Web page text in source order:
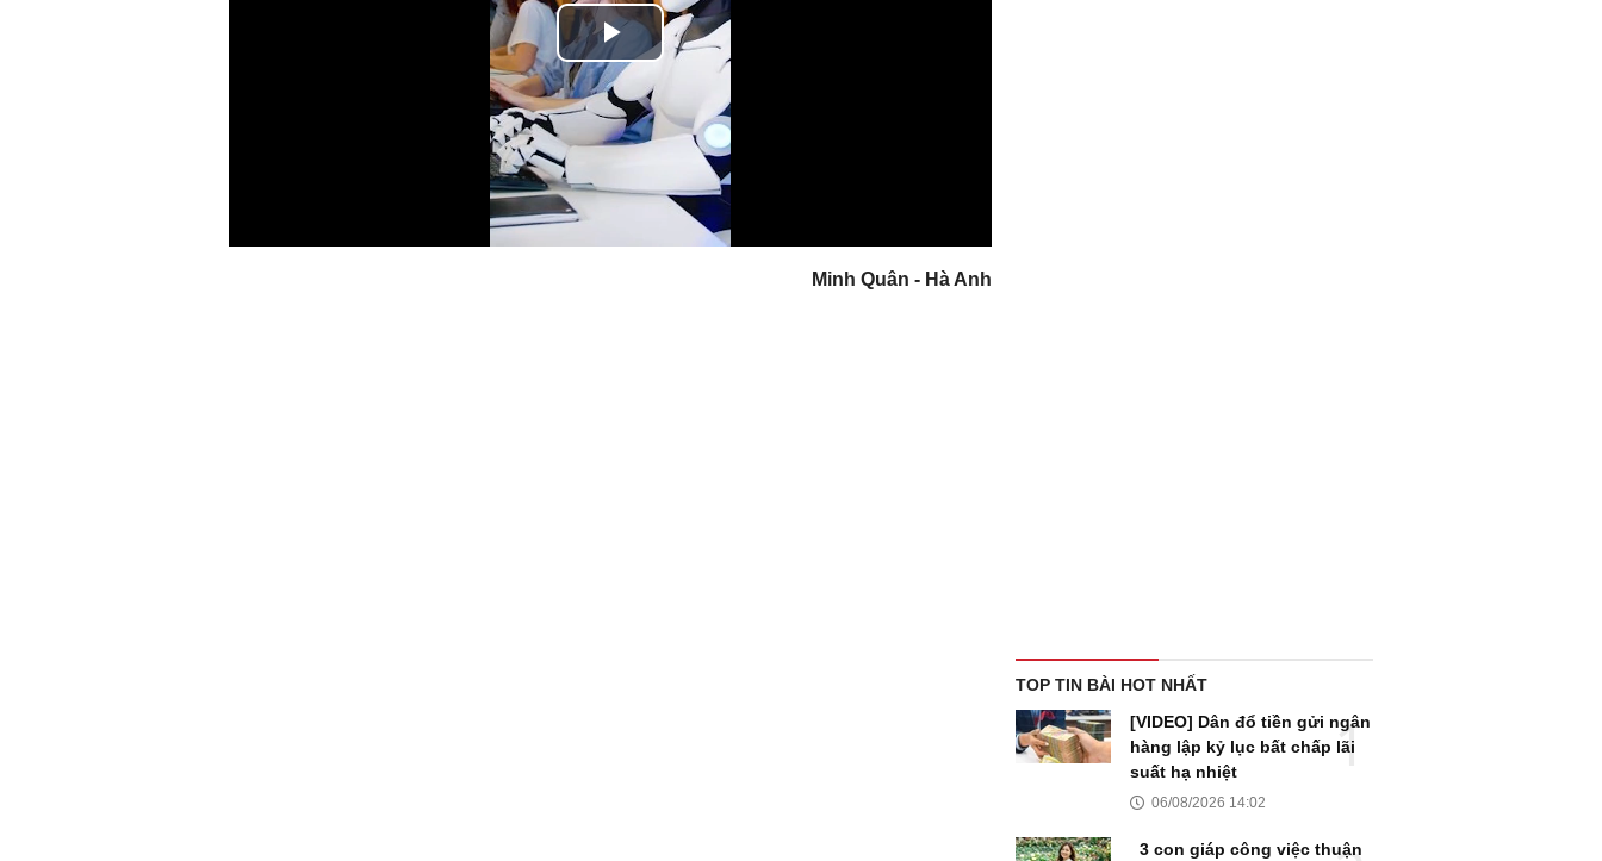
Play
Video
Minh Quân - Hà Anh
TOP TIN BÀI HOT NHẤT
[VIDEO] Dân đổ tiền gửi ngân
hàng lập kỷ lục bất chấp lãi
suất hạ nhiệt
06/08/2026 14:02
3 con giáp công việc thuận